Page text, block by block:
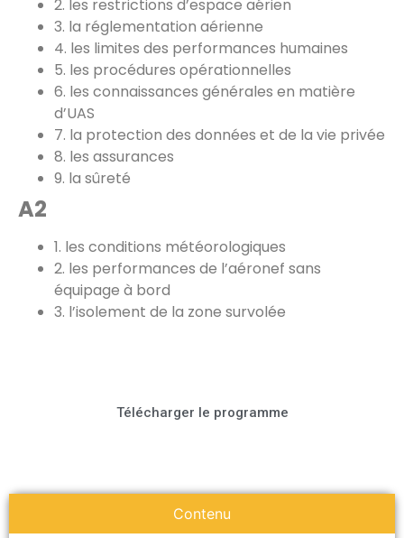
2. les restrictions d’espace aérien
3. la réglementation aérienne
4. les limites des performances humaines
5. les procédures opérationnelles
6. les connaissances générales en matière
d’UAS
7. la protection des données et de la vie privée
8. les assurances
9. la sûreté
A2
1. les conditions météorologiques
2. les performances de l’aéronef sans
équipage à bord
3. l’isolement de la zone survolée
Télécharger le programme
Contenu